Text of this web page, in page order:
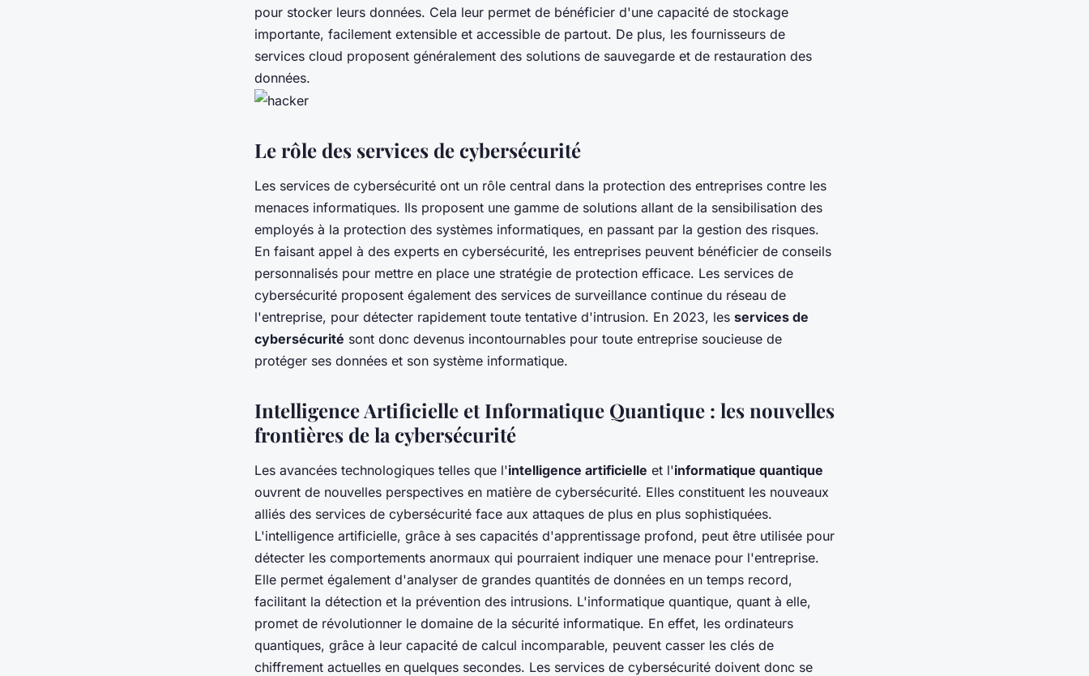
pour stocker leurs données. Cela leur permet de bénéficier d'une capacité de stockage
importante, facilement extensible et accessible de partout. De plus, les fournisseurs de
services cloud proposent généralement des solutions de sauvegarde et de restauration des
données.
Le rôle des services de cybersécurité
Les services de cybersécurité ont un rôle central dans la protection des entreprises contre les
menaces informatiques. Ils proposent une gamme de solutions allant de la sensibilisation des
employés à la protection des systèmes informatiques, en passant par la gestion des risques.
En faisant appel à des experts en cybersécurité, les entreprises peuvent bénéficier de conseils
personnalisés pour mettre en place une stratégie de protection efficace. Les services de
cybersécurité proposent également des services de surveillance continue du réseau de
l'entreprise, pour détecter rapidement toute tentative d'intrusion. En 2023, les services de
cybersécurité sont donc devenus incontournables pour toute entreprise soucieuse de
protéger ses données et son système informatique.
Intelligence Artificielle et Informatique Quantique : les nouvelles
frontières de la cybersécurité
Les avancées technologiques telles que l'intelligence artificielle et l'informatique quantique
ouvrent de nouvelles perspectives en matière de cybersécurité. Elles constituent les nouveaux
alliés des services de cybersécurité face aux attaques de plus en plus sophistiquées.
L'intelligence artificielle, grâce à ses capacités d'apprentissage profond, peut être utilisée pour
détecter les comportements anormaux qui pourraient indiquer une menace pour l'entreprise.
Elle permet également d'analyser de grandes quantités de données en un temps record,
facilitant la détection et la prévention des intrusions. L'informatique quantique, quant à elle,
promet de révolutionner le domaine de la sécurité informatique. En effet, les ordinateurs
quantiques, grâce à leur capacité de calcul incomparable, peuvent casser les clés de
chiffrement actuelles en quelques secondes. Les services de cybersécurité doivent donc se